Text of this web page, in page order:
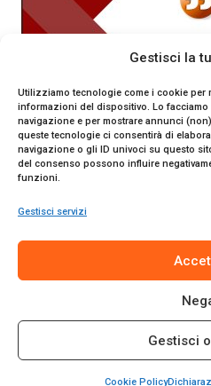
Gestisci la
Utilizziamo tecnologie come i cookie per
informazioni del dispositivo. Lo
navigazione e per mostrare annunci
queste tecnologie ci consentirà di
navigazione o gli ID univoci su questo
del consenso possono influire
funzioni.
Gestisci servizi
Gestisci
Cookie Policy
Tribunale di Siracusa. Direttore
Editore
© 2024 Promo Italia S.r.l.
realizzato da
Cookie